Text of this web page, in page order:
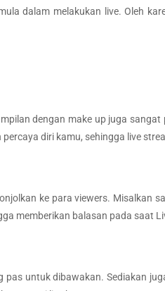
dalam melakukan live. Oleh
dengan make up juga sangat
diri kamu, sehingga live
ke para viewers. Misalkan
memberikan balasan pada saat
untuk dibawakan. Sediakan